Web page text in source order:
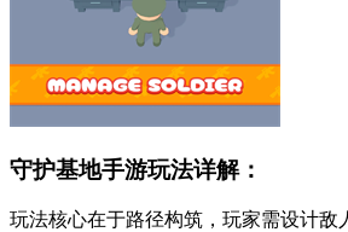
守护基地手游玩法详解：
玩法核心在于路径构筑，玩家需设计敌